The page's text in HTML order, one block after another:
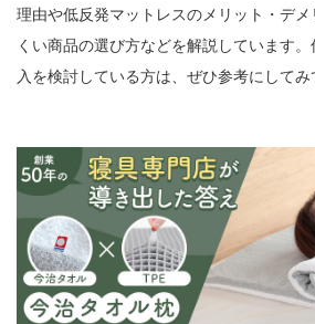
理由や低反発マットレスのメリット・デ
くい商品の選び方などを解説しています
入を検討している方は、ぜひ参考にしてみ